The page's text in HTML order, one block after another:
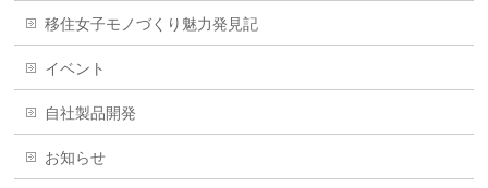
移住女子モノづくり魅力発見記
イベント
自社製品開発
お知らせ